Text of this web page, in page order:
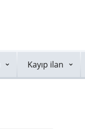
Kayıp ilan